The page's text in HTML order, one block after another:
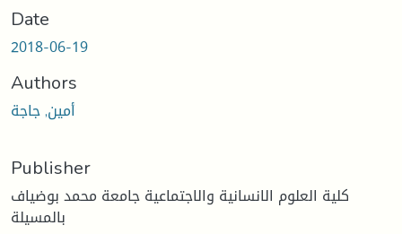
Date
2018-06-19
Authors
أمين, جاجة
Publisher
كلية العلوم الانسانية والاجتماعية جامعة محمد بوضياف
بالمسيلة